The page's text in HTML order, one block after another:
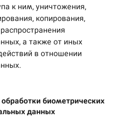
к ним, уничтожения,
копирования,
а также от иных
в отношении
биометрических
данных